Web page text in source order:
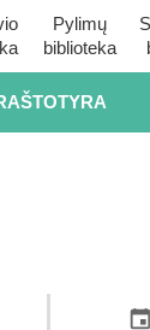
Pylimų
biblioteka